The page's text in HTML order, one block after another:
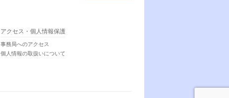
アクセス・個人情報保護
事務局へのアクセス
個人情報の取扱いについて